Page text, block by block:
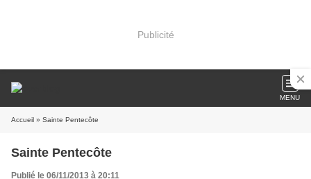
Publicité
MENU
Accueil » Sainte Pentecôte
Sainte Pentecôte
Publié le 06/11/2013 à 20:11